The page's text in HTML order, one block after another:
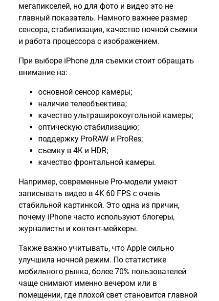
мегапикселей, но для фото и видео это не
главный показатель. Намного важнее размер
сенсора, стабилизация, качество ночной съемки
и работа процессора с изображением.
При выборе iPhone для съемки стоит обращать
внимание на:
основной сенсор камеры;
наличие телеобъектива;
качество ультраширокоугольной камеры;
оптическую стабилизацию;
поддержку ProRAW и ProRes;
съемку в 4K и HDR;
качество фронтальной камеры.
Например, современные Pro-модели умеют
записывать видео в 4K 60 FPS с очень
стабильной картинкой. Это одна из причин,
почему iPhone часто используют блогеры,
журналисты и контент-мейкеры.
Также важно учитывать, что Apple сильно
улучшила ночной режим. По статистике
мобильного рынка, более 70% пользователей
чаще снимают именно вечером или в
помещении, где плохой свет становится главной